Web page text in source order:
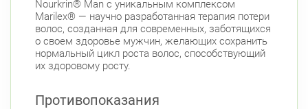
Nourkrin® Man с уникальным комплексом
Marilex® — научно разработанная терапия потери
волос, созданная для современных, заботящихся
о своем здоровье мужчин, желающих сохранить
нормальный цикл роста волос, способствующий
их здоровому росту.
Противопоказания